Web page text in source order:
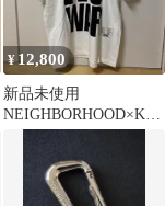
¥12,800
新品未使用
NEIGHBORHOOD×KAT
HARINE HAMNETT W